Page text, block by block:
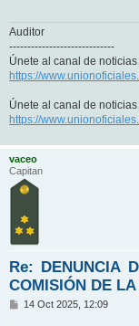
Auditor
-----------------------------
Únete al canal de
https://
Únete al canal de
https://
vaceo
Capitan
Re: DENUNCIA
COMISIÓN DE
M14 Oct 2025, 12:09